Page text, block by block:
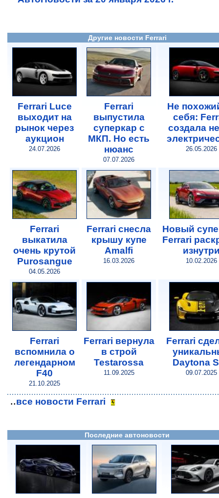
Другие новости Ferrari
Ferrari Luce
выходит на
рынок через
аукцион
24.07.2026
Ferrari
выпустила
суперкар с
МКП. Но есть
нюанс
07.07.2026
Не
себя:
создала
26.05.2026
Ferrari
выкатила
очень крутой
Purosangue
04.05.2026
Ferrari снесла
крышу купе
Amalfi
16.03.2026
Новый
Ferrari
10.02.2026
Ferrari
вспомнила о
легендарном
F40
21.10.2025
Ferrari вернула
в строй
Testarossa
11.09.2025
Ferrari
Daytona
09.07.2025
..все новости Ferrari
Последние автоновости